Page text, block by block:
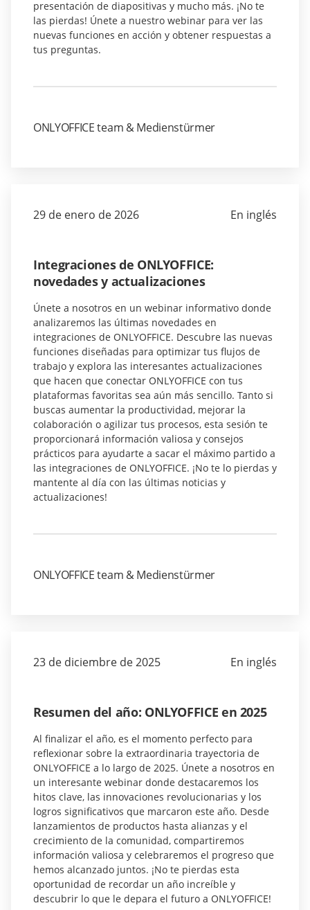
presentación de diapositivas y mucho más. ¡No te
las pierdas! Únete a nuestro webinar para ver las
nuevas funciones en acción y obtener respuestas a
tus preguntas.
ONLYOFFICE team & Medienstürmer
29 de enero de 2026 En inglés
Integraciones de ONLYOFFICE:
novedades y actualizaciones
Únete a nosotros en un webinar informativo donde
analizaremos las últimas novedades en
integraciones de ONLYOFFICE. Descubre las nuevas
funciones diseñadas para optimizar tus flujos de
trabajo y explora las interesantes actualizaciones
que hacen que conectar ONLYOFFICE con tus
plataformas favoritas sea aún más sencillo. Tanto si
buscas aumentar la productividad, mejorar la
colaboración o agilizar tus procesos, esta sesión te
proporcionará información valiosa y consejos
prácticos para ayudarte a sacar el máximo partido a
las integraciones de ONLYOFFICE. ¡No te lo pierdas y
mantente al día con las últimas noticias y
actualizaciones!
ONLYOFFICE team & Medienstürmer
23 de diciembre de 2025 En inglés
Resumen del año: ONLYOFFICE en 2025
Al finalizar el año, es el momento perfecto para
reflexionar sobre la extraordinaria trayectoria de
ONLYOFFICE a lo largo de 2025. Únete a nosotros en
un interesante webinar donde destacaremos los
hitos clave, las innovaciones revolucionarias y los
logros significativos que marcaron este año. Desde
lanzamientos de productos hasta alianzas y el
crecimiento de la comunidad, compartiremos
información valiosa y celebraremos el progreso que
hemos alcanzado juntos. ¡No te pierdas esta
oportunidad de recordar un año increíble y
descubrir lo que le depara el futuro a ONLYOFFICE!